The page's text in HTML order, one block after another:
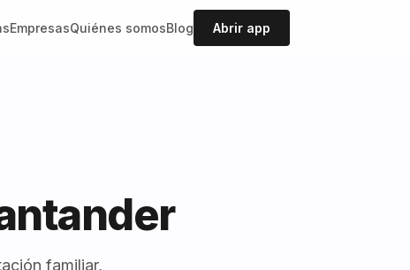
EmpresasQuiénes somosBlog Abrir app
familiar,